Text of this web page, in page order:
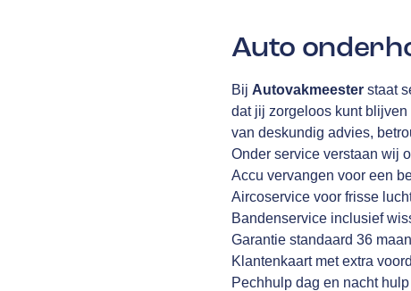
Auto
Bij Autovakmeester staat
dat jij zorgeloos kunt
van deskundig advies,
Onder service verstaan wij
Accu vervangen voor een
Aircoservice voor frisse
Bandenservice inclusief
Garantie standaard 36
Klantenkaart met extra
Pechhulp dag en nacht